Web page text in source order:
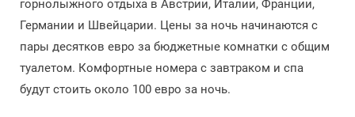
горнолыжного отдыха в Австрии, Италии, Франции,
Германии и Швейцарии. Цены за ночь начинаются с
пары десятков евро за бюджетные комнатки с общим
туалетом. Комфортные номера с завтраком и спа
будут стоить около 100 евро за ночь.